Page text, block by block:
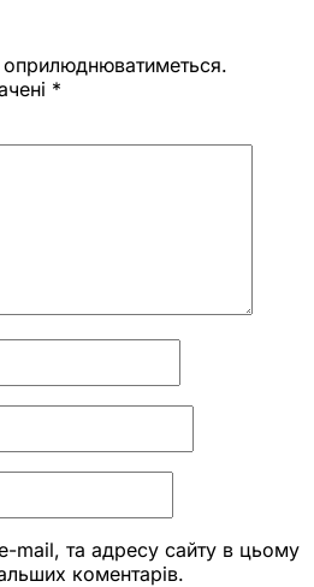
*
mail, та адресу сайту в цьому
коментарів.